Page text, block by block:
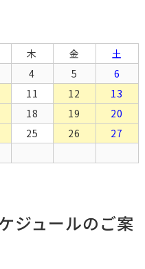
木 金
土
4 5
6
11 12
13
18 19
20
25 26
27
ジュールのご案